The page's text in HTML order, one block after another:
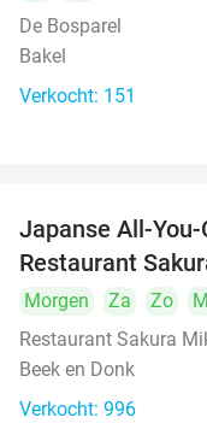
De Bosparel
Bakel
Verkocht: 151
Japanse All-
Restaurant
Morgen Za Zo
Restaurant Sakura
Beek en Donk
Verkocht: 996